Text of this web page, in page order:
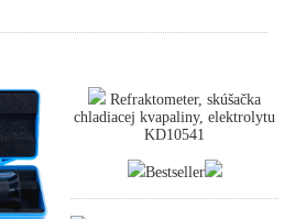
Refraktometer, skúšačka
chladiacej kvapaliny, elektrolytu
KD10541
Bestseller